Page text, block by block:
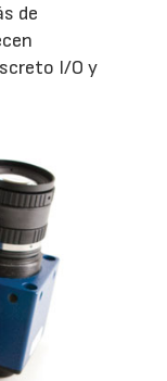
de
I/O y